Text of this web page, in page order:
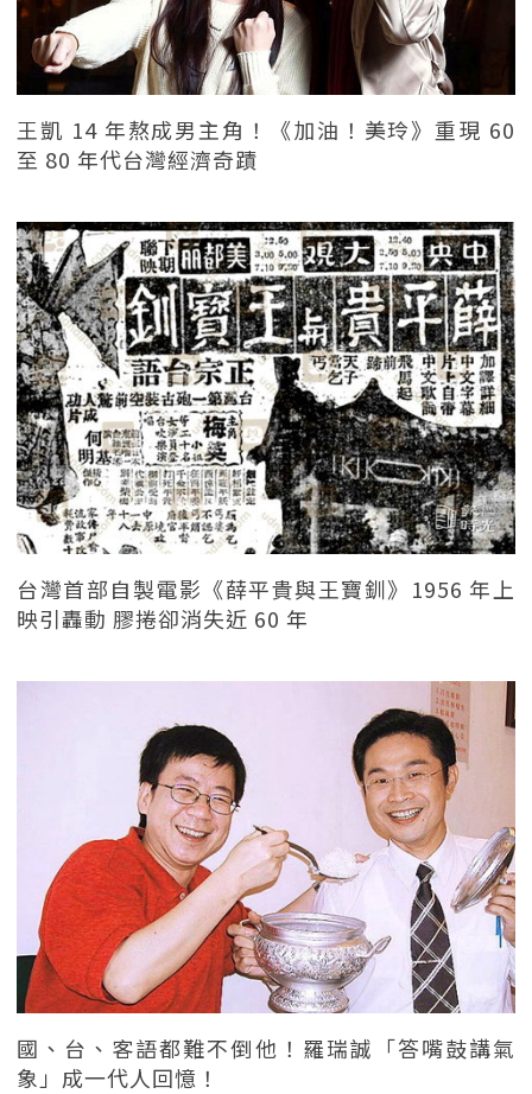
王凱 14 年熬成男主角！《加油！美玲》重現 60
至 80 年代台灣經濟奇蹟
台灣首部自製電影《薛平貴與王寶釧》1956 年上
映引轟動 膠捲卻消失近 60 年
國、台、客語都難不倒他！羅瑞誠「答嘴鼓講氣
象」成一代人回憶！